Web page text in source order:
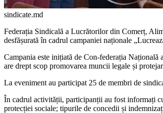
sindicate.md
Federația Sindicală a Lucrăto­rilor din Comerț,
desfășurată în cadrul campa­niei naționale
Campania este inițiată de Con-federația
are drept scop promovarea muncii legale și
La eveniment au participat 25 de membri de
În cadrul activității, participanții au fost informați
protecției sociale; tipurile de concedii și